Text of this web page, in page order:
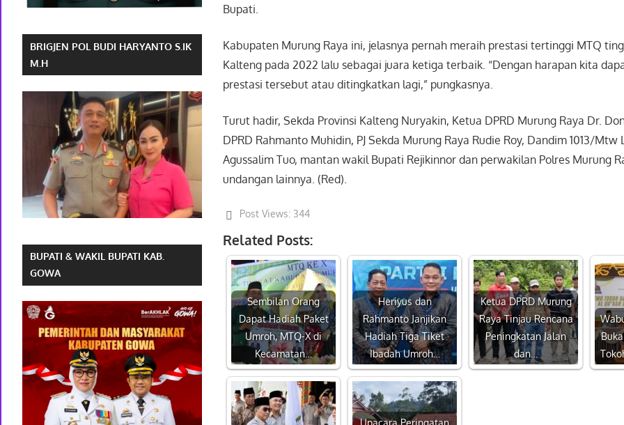
Bupati.
Kabupaten Murung Raya ini, jelasnya pernah meraih prestasi tertinggi MTQ
Kalteng pada 2022 lalu sebagai juara ketiga terbaik. “Dengan harapan kita
prestasi tersebut atau ditingkatkan lagi,” pungkasnya.
Turut hadir, Sekda Provinsi Kalteng Nuryakin, Ketua DPRD Murung Raya Dr.
DPRD Rahmanto Muhidin, PJ Sekda Murung Raya Rudie Roy, Dandim 1013/Mtw
Agussalim Tuo, mantan wakil Bupati Rejikinnor dan perwakilan Polres Murung
undangan lainnya. (Red).
Post Views: 344
Related Posts:
Sembilan Orang
Dapat Hadiah Paket
Umroh, MTQ-X di
Kecamatan…
Heriyus dan
Rahmanto Janjikan
Hadiah Tiga Tiket
Ibadah Umroh…
Ketua DPRD Murung
Raya Tinjau Rencana
Peningkatan Jalan
dan…
BRIGJEN POL BUDI HARYANTO S.IK
M.H
BUPATI & WAKIL BUPATI KAB.
GOWA